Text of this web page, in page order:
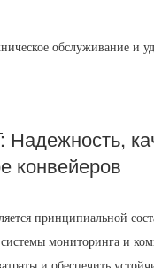
обслуживание и
Надежность,
конвейеров
принципиальной
мониторинга и